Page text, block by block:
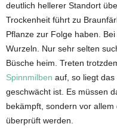
deutlich hellerer Standort
Trockenheit führt zu
Pflanze zur Folge haben.
Wurzeln. Nur sehr selten
Büsche heim. Treten
Spinnmilben auf, so liegt
geschwächt ist. Es müssen
bekämpft, sondern vor
überprüft werden.